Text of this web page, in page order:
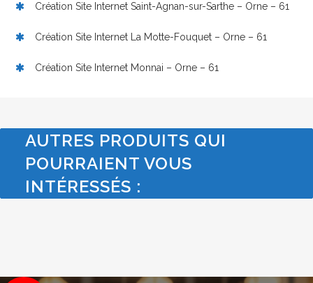
Création Site Internet Saint-Agnan-sur-Sarthe – Orne – 61
Création Site Internet La Motte-Fouquet – Orne – 61
Création Site Internet Monnai – Orne – 61
AUTRES PRODUITS QUI
POURRAIENT VOUS
INTÉRESSÉS :